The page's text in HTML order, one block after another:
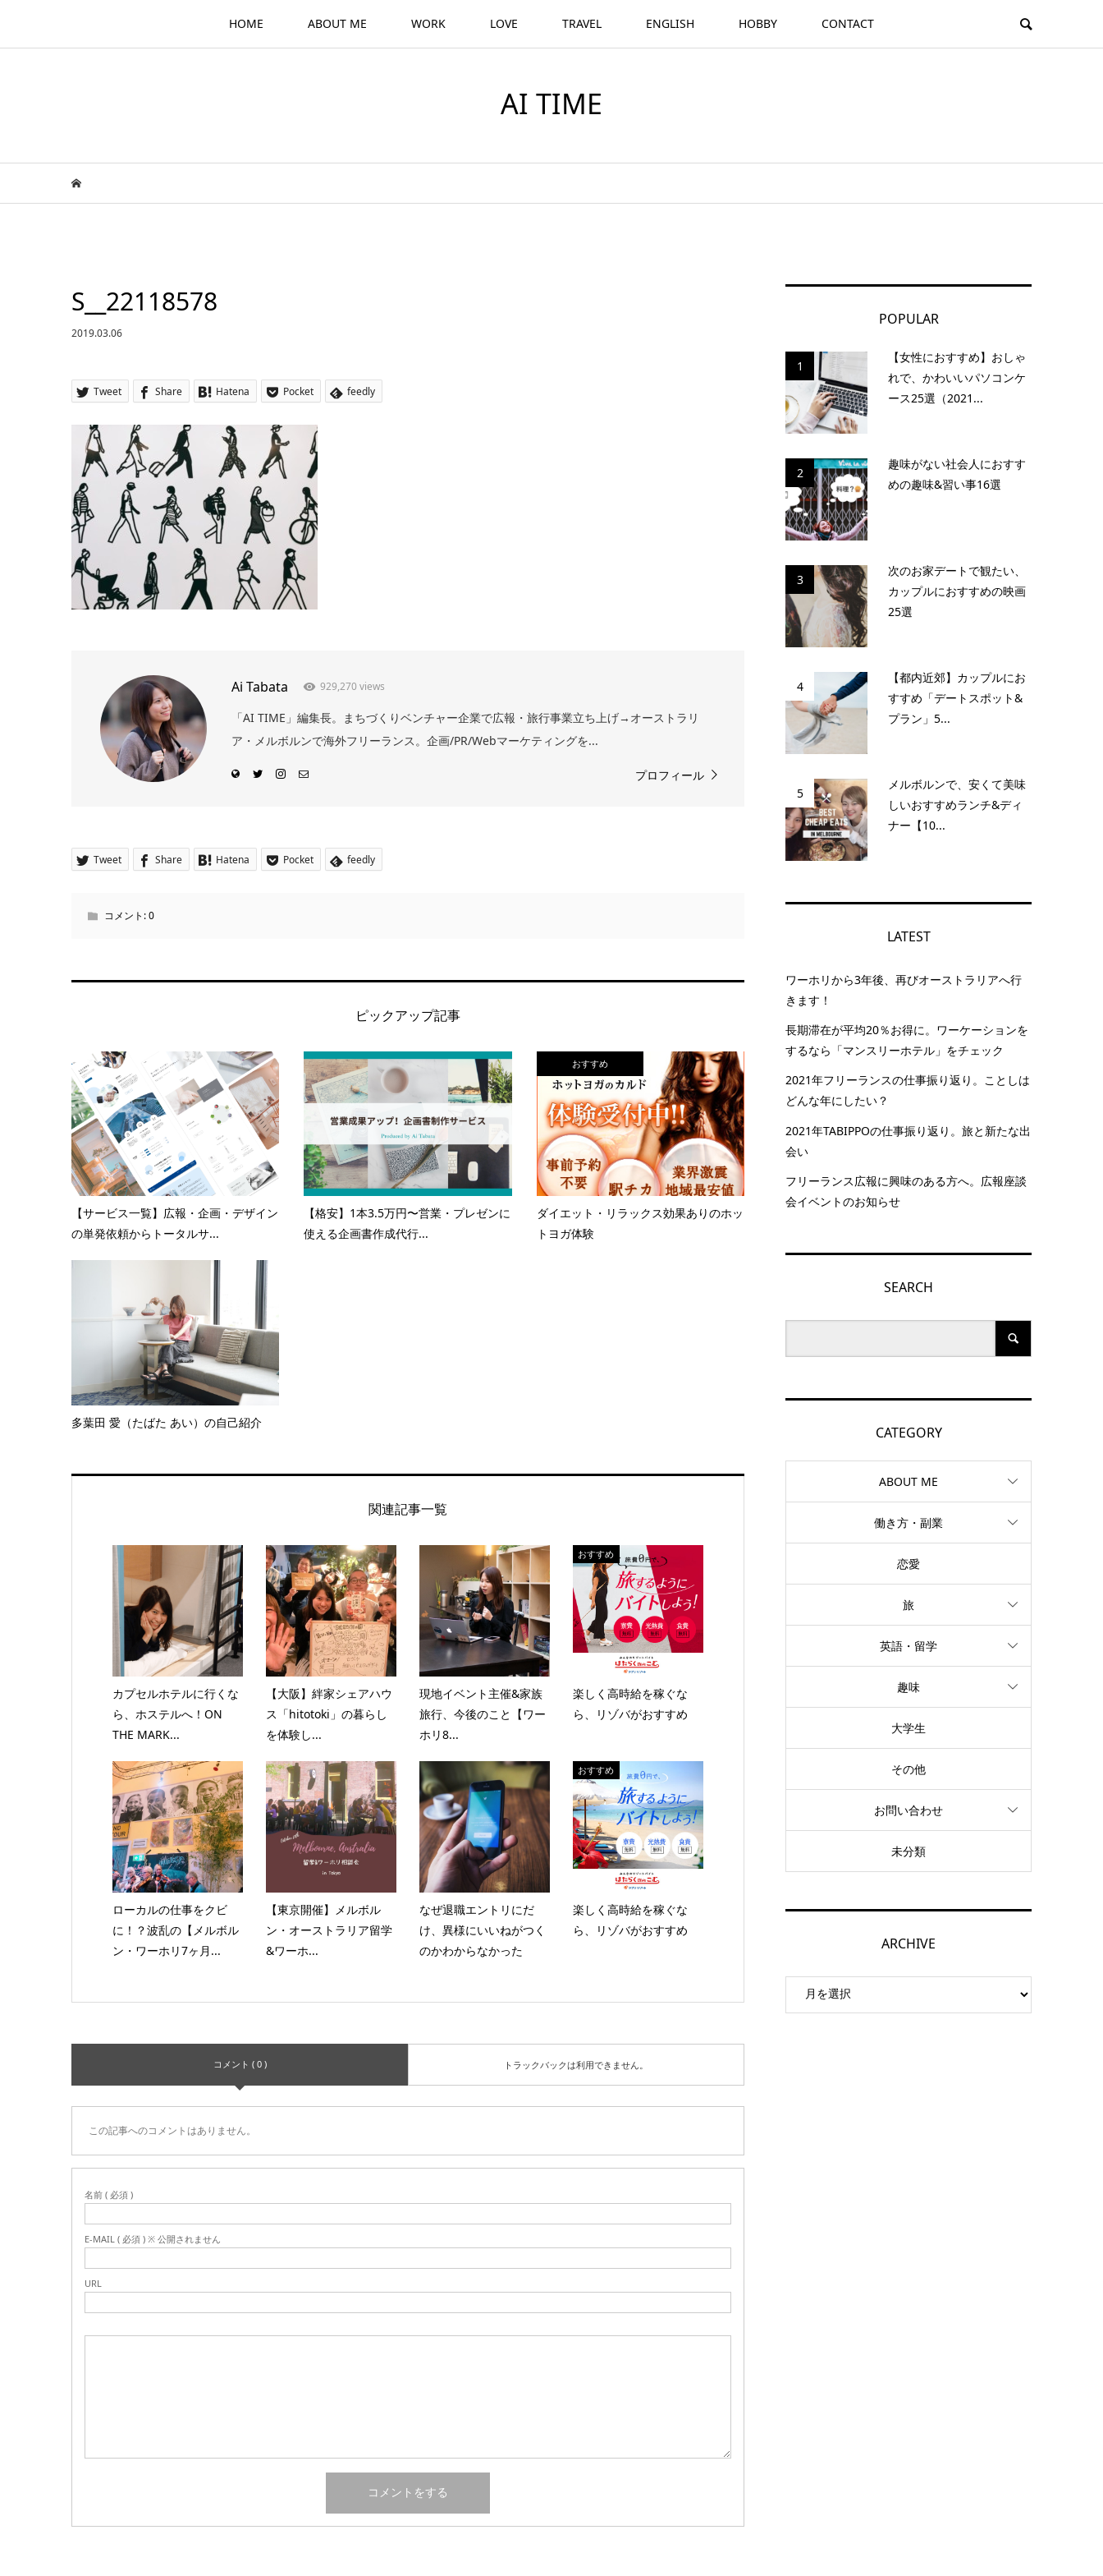
HOME ABOUT ME WORK LOVE TRAVEL ENGLISH HOBBY CONTACT
AI TIME
S__22118578
2019.03.06
Tweet Share Hatena Pocket feedly
Ai Tabata 929,270 views
「AI TIME」編集長。まちづくりベンチャー企業で広報・旅行事業立ち上げ→オーストラリ
ア・メルボルンで海外フリーランス。企画/PR/Webマーケティングを...
プロフィール
Tweet Share Hatena Pocket feedly
コメント:0
ピックアップ記事
【サービス一覧】広報・企画・デザイン
の単発依頼からトータルサ...
【格安】1本3.5万円〜営業・プレゼンに
使える企画書作成代行...
おすすめ
ダイエット・リラックス効果ありのホッ
トヨガ体験
多葉田 愛（たばた あい）の自己紹介
関連記事一覧
カプセルホテルに行くな
ら、ホステルへ！ON
THE MARK...
【大阪】絆家シェアハウ
ス「hitotoki」の暮らし
を体験し...
現地イベント主催&家族
旅行、今後のこと【ワー
ホリ8...
おすすめ
楽しく高時給を稼ぐな
ら、リゾバがおすすめ
ローカルの仕事をクビ
に！？波乱の【メルボル
ン・ワーホリ7ヶ月...
【東京開催】メルボル
ン・オーストラリア留学
&ワーホ...
なぜ退職エントリにだ
け、異様にいいねがつく
のかわからなかった
おすすめ
楽しく高時給を稼ぐな
ら、リゾバがおすすめ
コメント ( 0 ) トラックバックは利用できません。
この記事へのコメントはありません。
名前 ( 必須 )
E-MAIL ( 必須 ) ※ 公開されません
URL
POPULAR
1
【女性におすすめ】おしゃ
れで、かわいいパソコンケ
ース25選（2021...
2
趣味がない社会人におすす
めの趣味&習い事16選
3
次のお家デートで観たい、
カップルにおすすめの映画
25選
4
【都内近郊】カップルにお
すすめ「デートスポット&
プラン」5...
5
メルボルンで、安くて美味
しいおすすめランチ&ディ
ナー【10...
LATEST
ワーホリから3年後、再びオーストラリアへ行
きます！
長期滞在が平均20％お得に。ワーケーションを
するなら「マンスリーホテル」をチェック
2021年フリーランスの仕事振り返り。ことしは
どんな年にしたい？
2021年TABIPPOの仕事振り返り。旅と新たな出
会い
フリーランス広報に興味のある方へ。広報座談
会イベントのお知らせ
SEARCH
CATEGORY
ABOUT ME
働き方・副業
恋愛
旅
英語・留学
趣味
大学生
その他
お問い合わせ
未分類
ARCHIVE